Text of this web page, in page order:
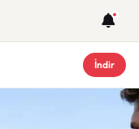
İndir